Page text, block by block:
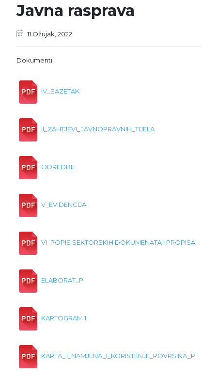
Javna rasprava
11 Ožujak, 2022
Dokumenti:
IV_SAZETAK
II_ZAHTJEVI_JAVNOPRAVNIH_TIJELA
ODREDBE
V_EVIDENCIJA
VI_POPIS SEKTORSKIH DOKUMENATA I PROPISA
ELABORAT_P
KARTOGRAM 1
KARTA_1_NAMJENA_I_KORISTENJE_POVRSINA_P